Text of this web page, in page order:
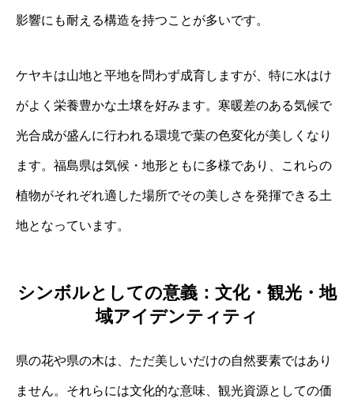
影響にも耐える構造を持つことが多いです。
ケヤキは山地と平地を問わず成育しますが、特に水はけ
がよく栄養豊かな土壌を好みます。寒暖差のある気候で
光合成が盛んに行われる環境で葉の色変化が美しくなり
ます。福島県は気候・地形ともに多様であり、これらの
植物がそれぞれ適した場所でその美しさを発揮できる土
地となっています。
シンボルとしての意義：文化・観光・地
域アイデンティティ
県の花や県の木は、ただ美しいだけの自然要素ではあり
ません。それらには文化的な意味、観光資源としての価